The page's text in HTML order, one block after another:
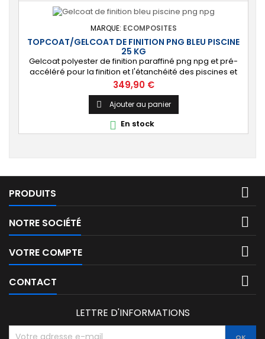
MARQUE: ECOMPOSITES
TOPCOAT/GELCOAT DE FINITION PNG BLEU PISCINE
25 KG
Gelcoat polyester de finition paraffiné png npg et pré-
accéléré pour la finition et l'étanchéité des piscines et
bassins. [Finition] : Fournit une couche extérieure lisse
brillante qualité immersion. [Étanche] : Étanchéifie votre
stratification résine et fibre de verre. Livré avec son
catalyseur PMEC 50 cl
Prix
349,90 €
 Ajouter au panier
 En stock
PRODUITS 
NOTRE SOCIÉTÉ 
VOTRE COMPTE 
CONTACT 
LETTRE D'INFORMATIONS